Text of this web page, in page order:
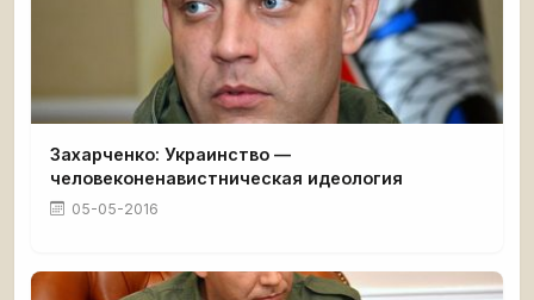
Захарченко: Украинство —
человеконенавистническая идеология
05-05-2016